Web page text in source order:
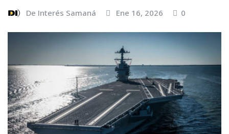
De Interés Samaná Ene 16, 2026 0